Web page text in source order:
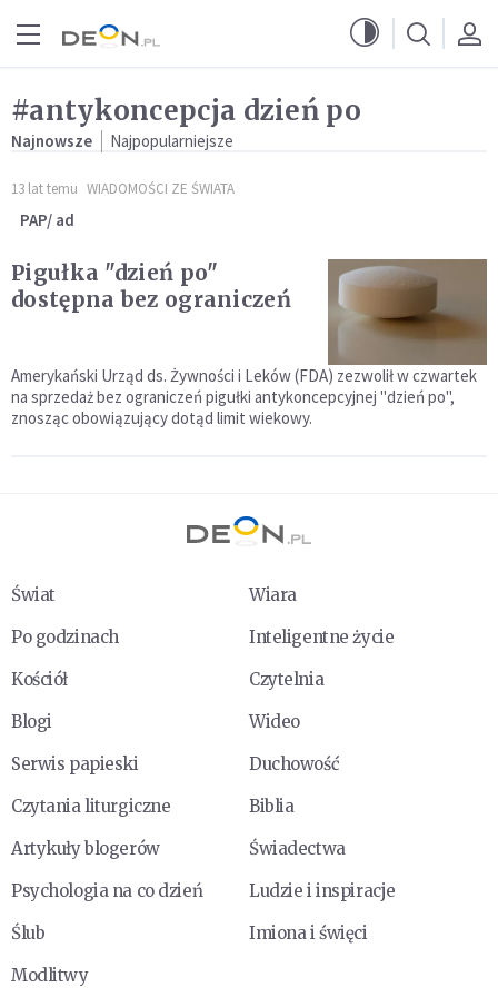
#antykoncepcja dzień po
Najnowsze Najpopularniejsze
13 lat temu WIADOMOŚCI ZE ŚWIATA
PAP/ ad
Pigułka "dzień po"
dostępna bez ograniczeń
Amerykański Urząd ds. Żywności i Leków (FDA) zezwolił w czwartek
na sprzedaż bez ograniczeń pigułki antykoncepcyjnej "dzień po",
znosząc obowiązujący dotąd limit wiekowy.
Świat
Wiara
Po godzinach
Inteligentne życie
Kościół
Czytelnia
Blogi
Wideo
Serwis papieski
Duchowość
Czytania liturgiczne
Biblia
Artykuły blogerów
Świadectwa
Psychologia na co dzień
Ludzie i inspiracje
Ślub
Imiona i święci
Modlitwy